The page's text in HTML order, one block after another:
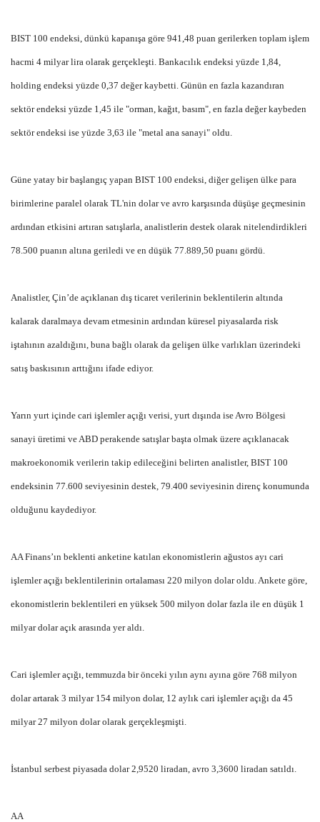
BIST 100 endeksi, dünkü kapanışa göre 941,48 puan gerilerken toplam işlem
hacmi 4 milyar lira olarak gerçekleşti. Bankacılık endeksi yüzde 1,84,
holding endeksi yüzde 0,37 değer kaybetti. Günün en fazla kazandıran
sektör endeksi yüzde 1,45 ile "orman, kağıt, basım", en fazla değer kaybeden
sektör endeksi ise yüzde 3,63 ile "metal ana sanayi" oldu.
Güne yatay bir başlangıç yapan BIST 100 endeksi, diğer gelişen ülke para
birimlerine paralel olarak TL'nin dolar ve avro karşısında düşüşe geçmesinin
ardından etkisini artıran satışlarla, analistlerin destek olarak nitelendirdikleri
78.500 puanın altına geriledi ve en düşük 77.889,50 puanı gördü.
Analistler, Çin’de açıklanan dış ticaret verilerinin beklentilerin altında
kalarak daralmaya devam etmesinin ardından küresel piyasalarda risk
iştahının azaldığını, buna bağlı olarak da gelişen ülke varlıkları üzerindeki
satış baskısının arttığını ifade ediyor.
Yarın yurt içinde cari işlemler açığı verisi, yurt dışında ise Avro Bölgesi
sanayi üretimi ve ABD perakende satışlar başta olmak üzere açıklanacak
makroekonomik verilerin takip edileceğini belirten analistler, BIST 100
endeksinin 77.600 seviyesinin destek, 79.400 seviyesinin direnç konumunda
olduğunu kaydediyor.
AA Finans’ın beklenti anketine katılan ekonomistlerin ağustos ayı cari
işlemler açığı beklentilerinin ortalaması 220 milyon dolar oldu. Ankete göre,
ekonomistlerin beklentileri en yüksek 500 milyon dolar fazla ile en düşük 1
milyar dolar açık arasında yer aldı.
Cari işlemler açığı, temmuzda bir önceki yılın aynı ayına göre 768 milyon
dolar artarak 3 milyar 154 milyon dolar, 12 aylık cari işlemler açığı da 45
milyar 27 milyon dolar olarak gerçekleşmişti.
İstanbul serbest piyasada dolar 2,9520 liradan, avro 3,3600 liradan satıldı.
AA